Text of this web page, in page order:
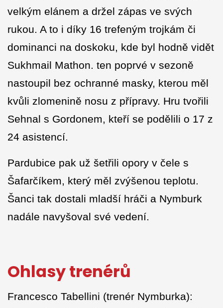
velkým elánem a držel zápas ve svých
rukou. A to i díky 16 trefeným trojkám či
dominanci na doskoku, kde byl hodně vidět
Sukhmail Mathon. ten poprvé v sezoně
nastoupil bez ochranné masky, kterou měl
kvůli zlomenině nosu z přípravy. Hru tvořili
Sehnal s Gordonem, kteří se podělili o 17 z
24 asistencí.
Pardubice pak už šetřili opory v čele s
Šafarčíkem, který měl zvýšenou teplotu.
Šanci tak dostali mladší hráči a Nymburk
nadále navyšoval své vedení.
Ohlasy trenérů
Francesco Tabellini (trenér Nymburka):